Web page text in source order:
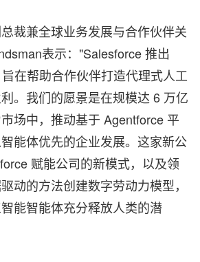
裁兼全球业务发展与合作伙伴关
表示："Salesforce 推出
在帮助合作伙伴打造代理式人工
。我们的愿景是在规模达 6 万亿
场中，推动基于 Agentforce 平
能体优先的企业发展。这家新公
赋能公司的新模式，以及领
动的方法创建数字劳动力模型，
能智能体充分释放人类的潜